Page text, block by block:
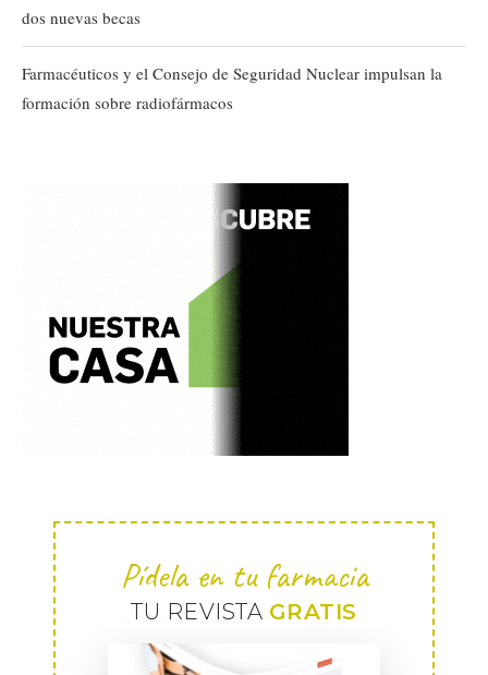
dos nuevas becas
Farmacéuticos y el Consejo de Seguridad Nuclear impulsan la
formación sobre radiofármacos
Pídela en tu farmacia
TU REVISTA GRATIS